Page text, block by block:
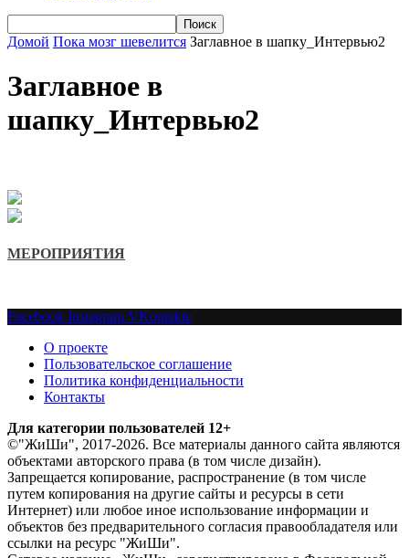
Домой Пока мозг шевелится Заглавное в шапку_Интервью2
Заглавное в
шапку_Интервью2
МЕРОПРИЯТИЯ
Facebook Instagram VKontakte
О проекте
Пользовательское соглашение
Политика конфиденциальности
Контакты
Для категории пользователей 12+
©"ЖиШи", 2017-2026. Все материалы данного сайта являются
объектами авторского права (в том числе дизайн).
Запрещается копирование, распространение (в том числе
путем копирования на другие сайты и ресурсы в сети
Интернет) или любое иное использование информации и
объектов без предварительного согласия правообладателя или
ссылки на ресурс "ЖиШи".